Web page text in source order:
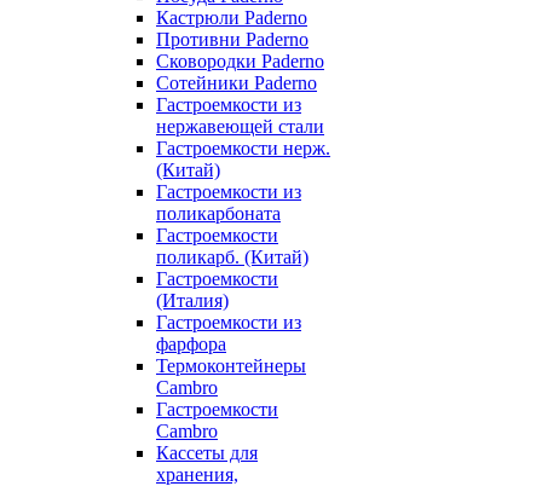
Кастрюли Paderno
Противни Paderno
Сковородки Paderno
Сотейники Paderno
Гастроемкости из
нержавеющей стали
Гастроемкости нерж.
(Китай)
Гастроемкости из
поликарбоната
Гастроемкости
поликарб. (Китай)
Гастроемкости
(Италия)
Гастроемкости из
фарфора
Термоконтейнеры
Cambro
Гастроемкости
Cambro
Кассеты для
хранения,